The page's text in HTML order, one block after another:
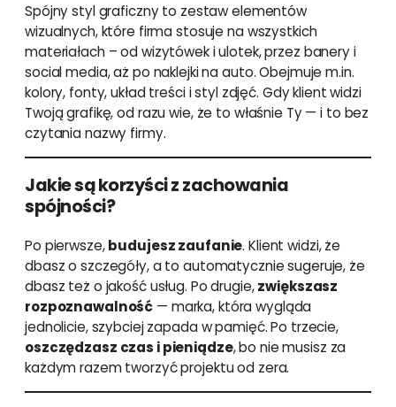
Spójny styl graficzny to zestaw elementów
wizualnych, które firma stosuje na wszystkich
materiałach – od wizytówek i ulotek, przez banery i
social media, aż po naklejki na auto. Obejmuje m.in.
kolory, fonty, układ treści i styl zdjęć. Gdy klient widzi
Twoją grafikę, od razu wie, że to właśnie Ty — i to bez
czytania nazwy firmy.
Jakie są korzyści z zachowania
spójności?
Po pierwsze,budujesz zaufanie. Klient widzi, że
dbasz o szczegóły, a to automatycznie sugeruje, że
dbasz też o jakość usług. Po drugie,zwiększasz
rozpoznawalność — marka, która wygląda
jednolicie, szybciej zapada w pamięć. Po trzecie,
oszczędzasz czas i pieniądze, bo nie musisz za
każdym razem tworzyć projektu od zera.